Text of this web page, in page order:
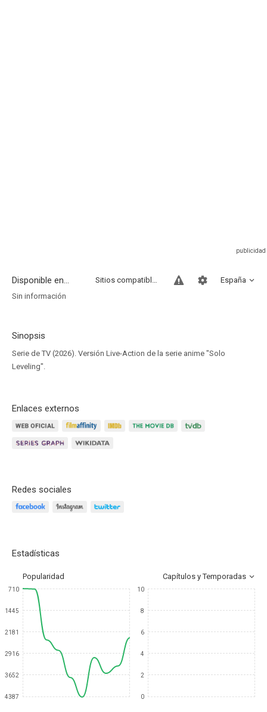
Disponible en... España
Sitios compatibles
Sin información
Sinopsis
Serie de TV (2026). Versión Live-Action de la serie anime "Solo
Leveling".
Enlaces externos
Redes sociales
Estadísticas
Popularidad Capítulos y Temporadas
710
1445
2181
2916
3652
4387
10
8
6
4
2
0